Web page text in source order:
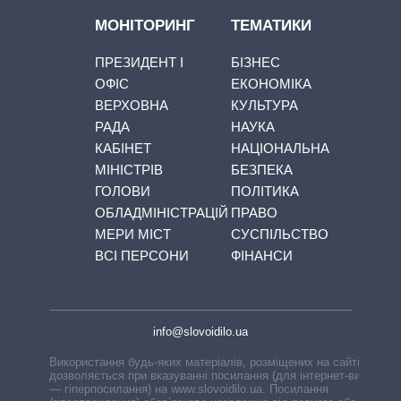
МОНІТОРИНГ
ПРЕЗИДЕНТ І
ОФІС
ВЕРХОВНА
РАДА
КАБІНЕТ
МІНІСТРІВ
ГОЛОВИ
ОБЛАДМІНІСТРАЦІЙ
МЕРИ МІСТ
ВСІ ПЕРСОНИ
ТЕМАТИКИ
БІЗНЕС
ЕКОНОМІКА
КУЛЬТУРА
НАУКА
НАЦІОНАЛЬНА
БЕЗПЕКА
ПОЛІТИКА
ПРАВО
СУСПІЛЬСТВО
ФІНАНСИ
info@slovoidilo.ua
Використання будь-яких матеріалів, розміщених на сайті,
дозволяється при вказуванні посилання (для інтернет-видань
— гіперпосилання) на www.slovoidilo.ua. Посилання